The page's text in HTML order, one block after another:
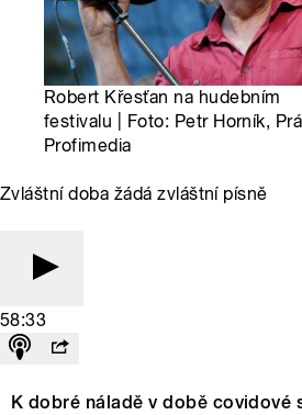
Robert Křesťan na hudebním
festivalu | Foto: Petr Horník,
Profimedia
Zvláštní doba žádá zvláštní písně
58:33
K dobré náladě v době covidové